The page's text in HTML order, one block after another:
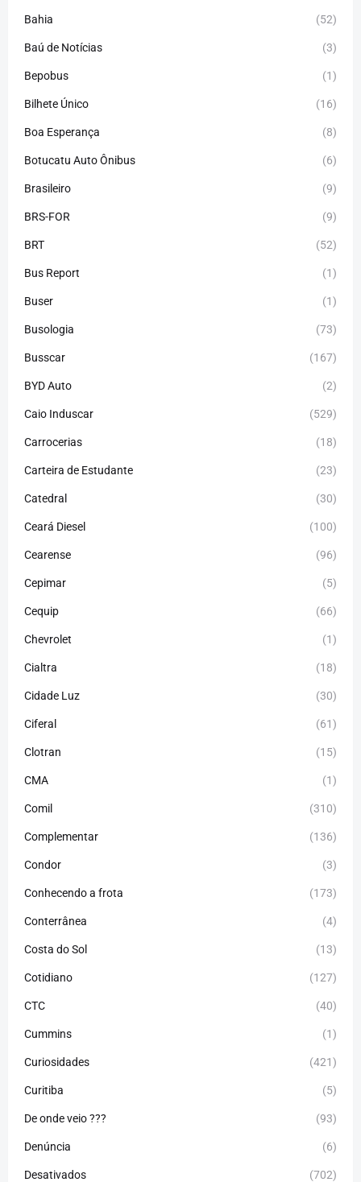
Bahia (52)
Baú de Notícias (3)
Bepobus (1)
Bilhete Único (16)
Boa Esperança (8)
Botucatu Auto Ônibus (6)
Brasileiro (9)
BRS-FOR (9)
BRT (52)
Bus Report (1)
Buser (1)
Busologia (73)
Busscar (167)
BYD Auto (2)
Caio Induscar (529)
Carrocerias (18)
Carteira de Estudante (23)
Catedral (30)
Ceará Diesel (100)
Cearense (96)
Cepimar (5)
Cequip (66)
Chevrolet (1)
Cialtra (18)
Cidade Luz (30)
Ciferal (61)
Clotran (15)
CMA (1)
Comil (310)
Complementar (136)
Condor (3)
Conhecendo a frota (173)
Conterrânea (4)
Costa do Sol (13)
Cotidiano (127)
CTC (40)
Cummins (1)
Curiosidades (421)
Curitiba (5)
De onde veio ??? (93)
Denúncia (6)
Desativados (702)